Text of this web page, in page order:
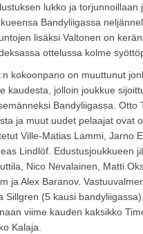
lukko ja torjunnoillaan
Bandyliigassa
lisäksi Valtonen on
ottelussa kolme
kokoonpano on muuttunut
kaudesta, jolloin joukkue
Bandyliigassa. Otto
ja muut uudet pelaajat ovat
Ville-Matias Lammi, Jarno
Lindlöf. Edustusjoukkueen
Nico Nevalainen, Matti
ja Alex Baranov.
Sillgren (5 kausi
viime kauden kaksikko
Kalaja.